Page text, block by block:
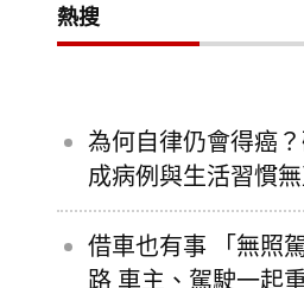
熱搜
為何自律仍會得癌
成病例與生活習慣
借車也有事 「無照
路 車主、駕駛一起